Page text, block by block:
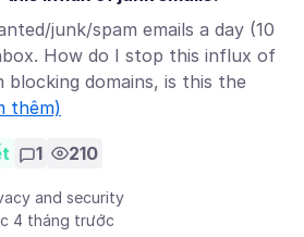
junk/spam emails a day (10
How do I stop this influx of
blocking domains, is this the
thêm)
1 210
and security
4 tháng trước